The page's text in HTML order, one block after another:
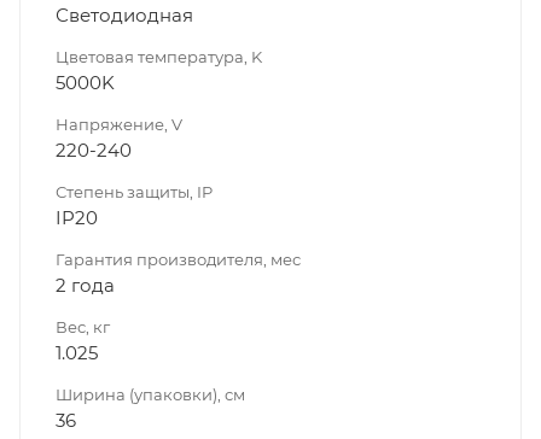
Светодиодная
Цветовая температура, K
5000K
Напряжение, V
220-240
Степень защиты, IP
IP20
Гарантия производителя, мес
2 года
Вес, кг
1.025
Ширина (упаковки), см
36